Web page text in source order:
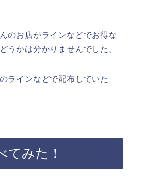
のお店がラインなどでお得な
うかは分かりませんでした。
ラインなどで配布していた
みた！